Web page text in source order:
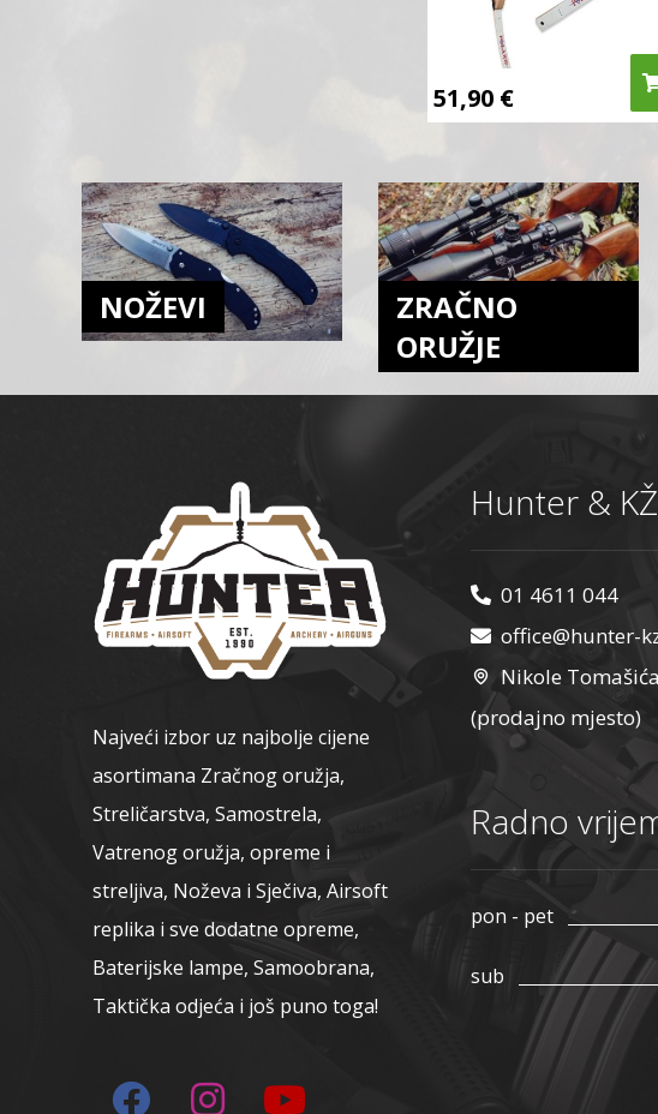
51,90 €
NOŽEVI
ZRAČNO
ORUŽJE
Najveći izbor uz najbolje cijene
asortimana Zračnog oružja,
Streličarstva, Samostrela,
Vatrenog oružja, opreme i
streljiva, Noževa i Sječiva, Airsoft
replika i sve dodatne opreme,
Baterijske lampe, Samoobrana,
Taktička odjeća i još puno toga!
Hunter &
01 4611 044
office@hunter-
Nikole
(prodajno mjesto)
Radno
pon - pet
sub